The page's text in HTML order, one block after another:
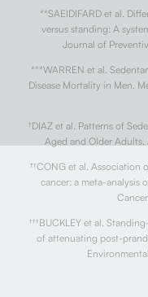
**SAEIDIFARD et al.
versus standing: A
Journal of
***WARREN et al.
Disease Mortality in Men.
†DIAZ et al. Patterns of
Aged and Older Adults.
††CONG et al. Association
cancer: a meta-analysis
†††BUCKLEY et al.
of attenuating post-